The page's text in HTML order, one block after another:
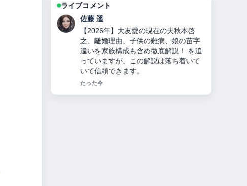
ライブコメント
伊藤 芽衣
チンギス＝ハンとは？何をした人か徹
底解説！モンゴル帝国建国、妻・子
孫・死因・3つの宝物とヤサの秘密！
の背景説明が助かります。ライブ更新
を続けてください。
3 分前